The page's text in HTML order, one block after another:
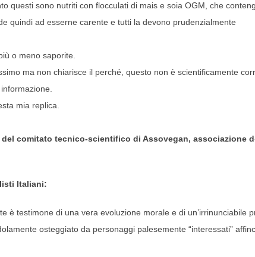
questi sono nutriti con flocculati di mais e soia OGM, che
quindi ad esserne carente e tutti la devono prudenzialmente
o meno saporite.
ma non chiarisce il perché, questo non è scientificamente
mia replica.
comitato tecnico-scientifico di Assovegan, associazione
Italiani:
è testimone di una vera evoluzione morale e di un’irrinunciabile
osteggiato da personaggi palesemente “interessati”